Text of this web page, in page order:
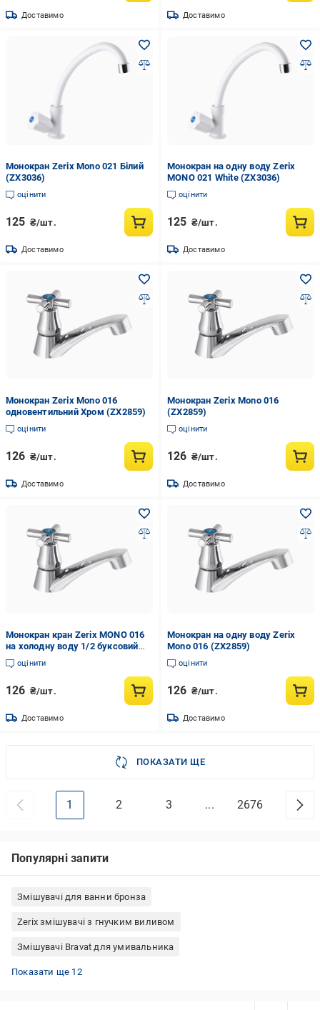
Доставимо Доставимо
Монокран Zerix Mono 021 Білий
(ZX3036)
оцінити
125 ₴/шт.
Доставимо
Монокран на одну воду Zerix
MONO 021 White (ZX3036)
оцінити
125 ₴/шт.
Доставимо
Монокран Zerix Mono 016
одновентильний Хром (ZX2859)
оцінити
126 ₴/шт.
Доставимо
Монокран Zerix Mono 016
(ZX2859)
оцінити
126 ₴/шт.
Доставимо
Монокран кран Zerix MONO 016
на холодну воду 1/2 буксовий
(ZX2859)
оцінити
126 ₴/шт.
Доставимо
Монокран на одну воду Zerix
Mono 016 (ZX2859)
оцінити
126 ₴/шт.
Доставимо
ПОКАЗАТИ ЩЕ
1 2 3 ... 2676
Популярні запити
Змішувачі для ванни бронза
Zerix змішувачі з гнучким виливом
Змішувачі Bravat для умивальника
Змішувачі для кухні чорні
Змішувачі Bravat для ванни
Змішувачі Imprese для ванни
Змішувачі настінні для умивальника
Двовентильні змішувачі Grohe
Змішувачі Grohe чорні
Змішувачі з термостатом Grohe
Змішувачі Haiba для умивальника
Змішувачі Rubineta для умивальника
Змішувачі Bravat для кухні
Змішувачі Hansgrohe білі
Змішувачі Hansgrohe з гігієнічним душем
Показати ще 12